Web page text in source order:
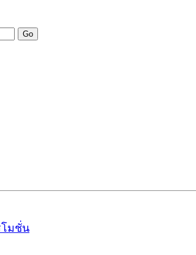
รับจ้างโพสต์ขายบ้าน รับจ้างโพสต์อสั
ริงๆ ใน 7 วัน
บ้าน อสังหาโพสต์ เชื่อถือได้จริง รับโ
าน ประสบการณ์กว่า20ปี ทีมงานมืออา
โมชั่น